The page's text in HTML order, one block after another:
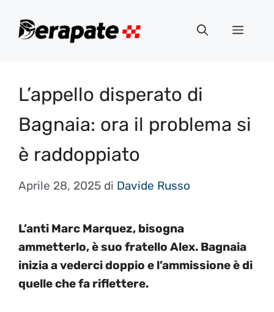
Menu
L’appello disperato di
Bagnaia: ora il problema si
è raddoppiato
Aprile 28, 2025 di Davide Russo
L’anti Marc Marquez, bisogna
ammetterlo, è suo fratello Alex. Bagnaia
inizia a vederci doppio e l’ammissione è di
quelle che fa riflettere.